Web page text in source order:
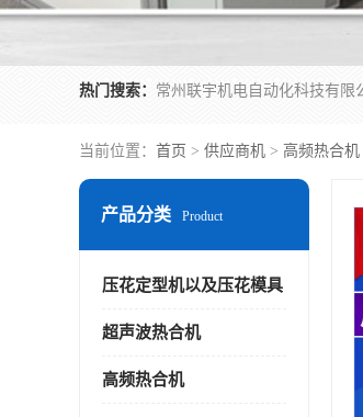
热门搜索：
当前位置： 首页 > 供应商机 > 高频热合机
产品分类 Product
压花定型机以及压花模具
超声波热合机
高频热合机